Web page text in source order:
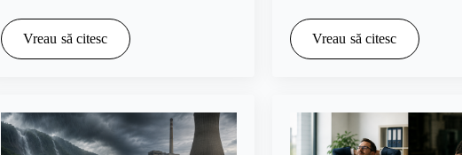
Vreau să citesc Vreau să citesc